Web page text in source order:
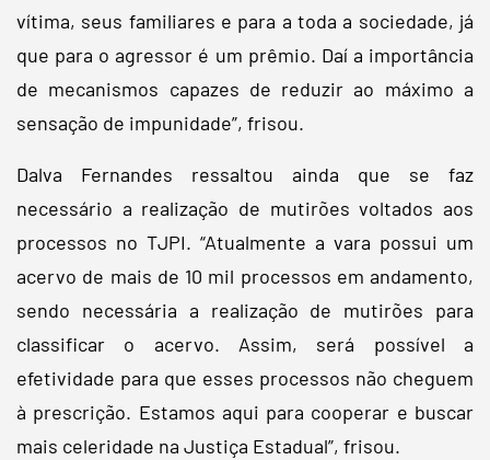
vítima, seus familiares e para a toda a sociedade, já
que para o agressor é um prêmio. Daí a importância
de mecanismos capazes de reduzir ao máximo a
sensação de impunidade”, frisou.
Dalva Fernandes ressaltou ainda que se faz
necessário a realização de mutirões voltados aos
processos no TJPI. “Atualmente a vara possui um
acervo de mais de 10 mil processos em andamento,
sendo necessária a realização de mutirões para
classificar o acervo. Assim, será possível a
efetividade para que esses processos não cheguem
à prescrição. Estamos aqui para cooperar e buscar
mais celeridade na Justiça Estadual”, frisou.